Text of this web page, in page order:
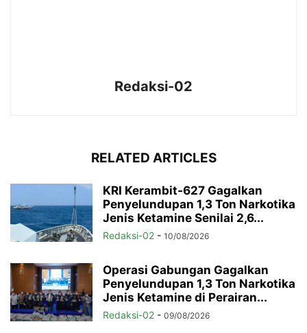
Redaksi-02
RELATED ARTICLES
KRI Kerambit-627 Gagalkan
Penyelundupan 1,3 Ton Narkotika
Jenis Ketamine Senilai 2,6...
Redaksi-02 - 10/08/2026
Operasi Gabungan Gagalkan
Penyelundupan 1,3 Ton Narkotika
Jenis Ketamine di Perairan...
Redaksi-02 - 09/08/2026